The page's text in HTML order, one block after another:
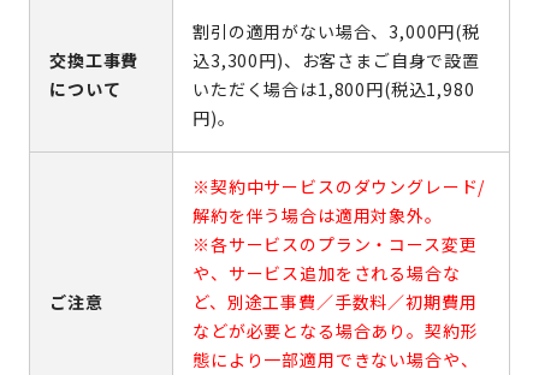
交換工事費
について
割引の適用がない場合、3,000円(税
込3,300円)、お客さまご自身で設置
いただく場合は1,800円(税込1,980
円)。
ご注意
※契約中サービスのダウングレード/
解約を伴う場合は適用対象外。
※各サービスのプラン・コース変更
や、サービス追加をされる場合な
ど、別途工事費／手数料／初期費用
などが必要となる場合あり。契約形
態により一部適用できない場合や、